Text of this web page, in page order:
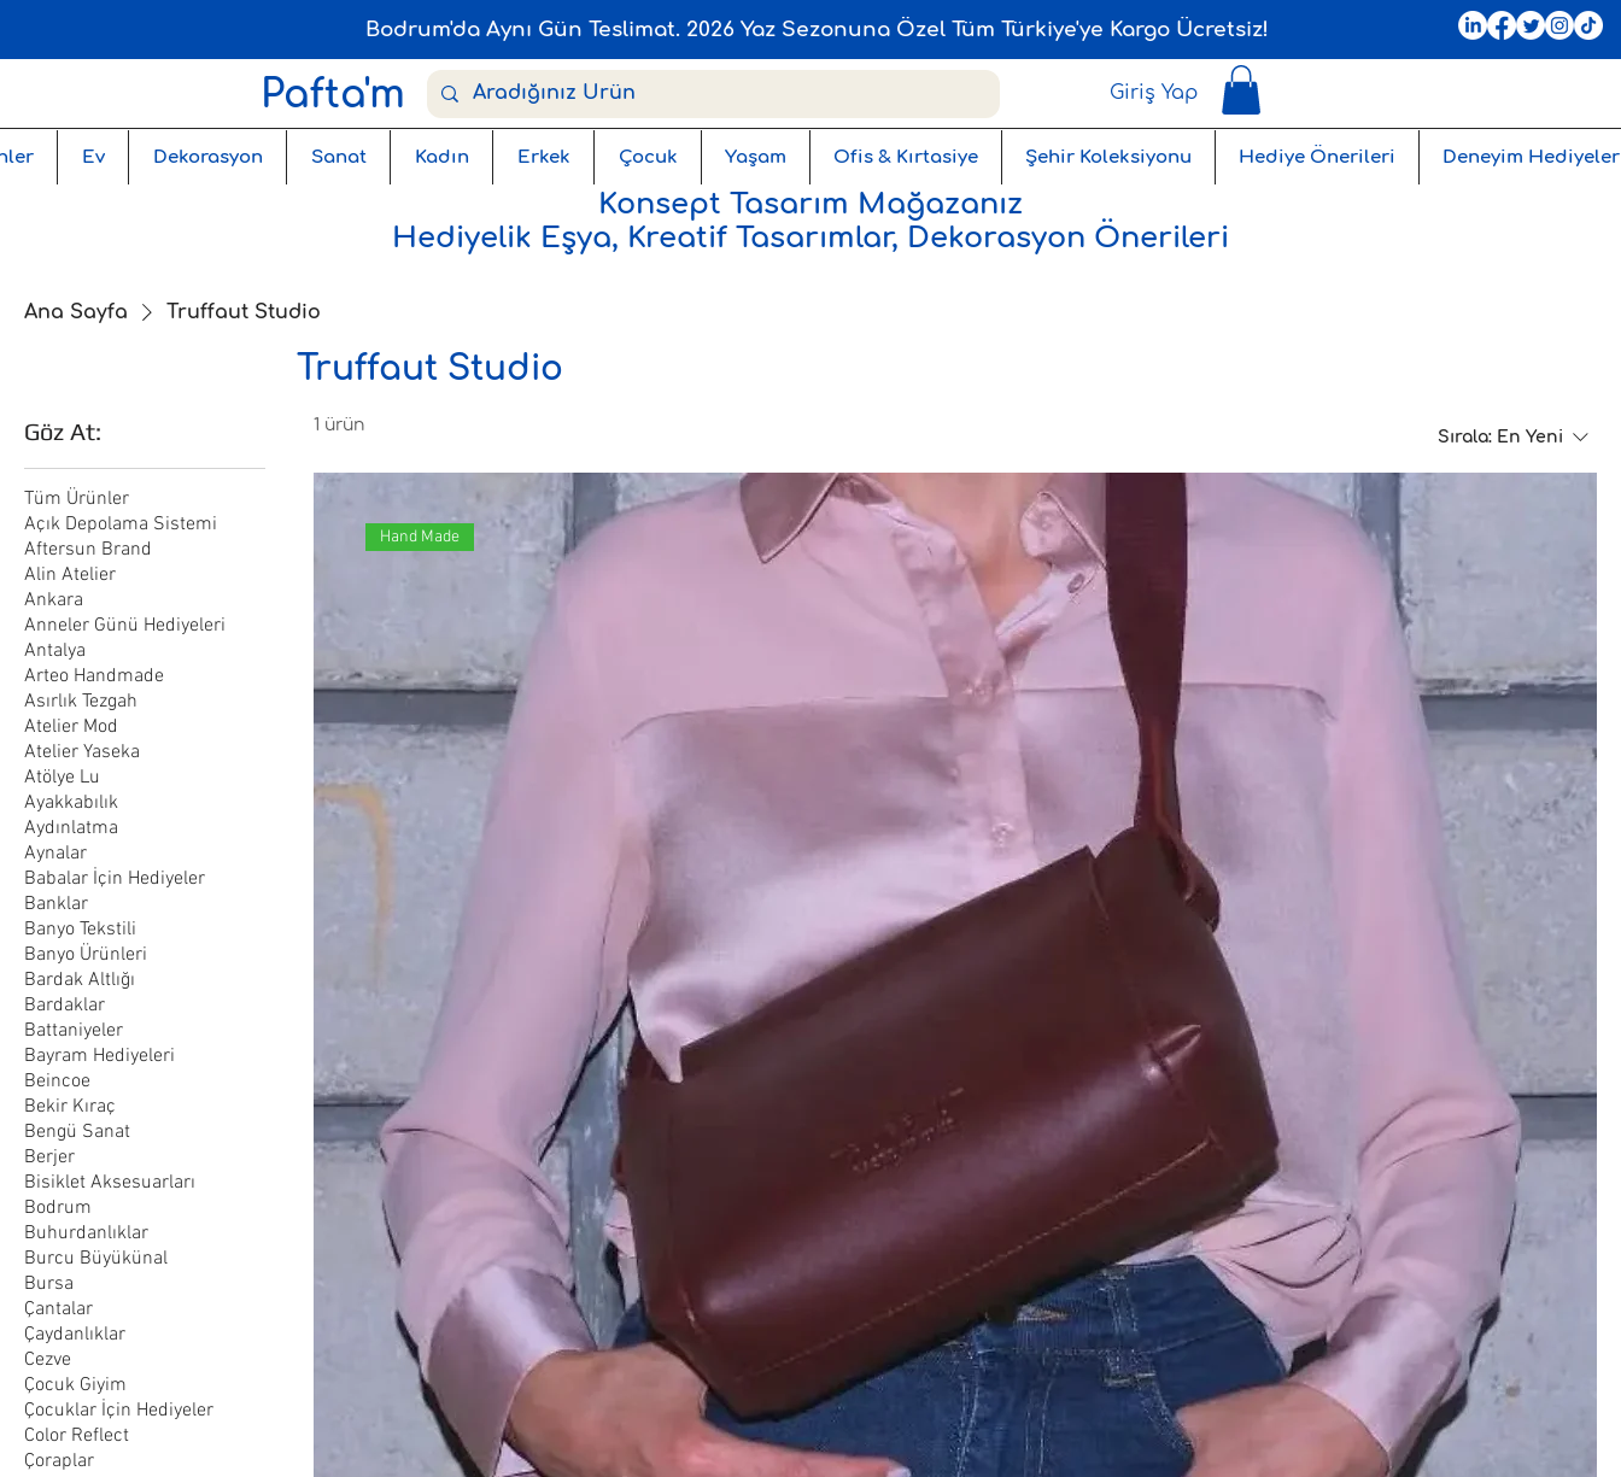
Bodrum'da Aynı Gün Teslimat. 2026 Yaz Sezonuna Özel Tüm Türkiye'ye Kargo Ücretsiz!
Pafta'm Giriş Yap
Ev Dekorasyon Sanat Kadın Erkek Çocuk Yaşam Ofis & Kırtasiye Şehir Koleksiyonu Hediye Önerileri Deneyim
Konsept Tasarım Mağazanız
Hediyelik Eşya, Kreatif Tasarımlar, Dekorasyon Önerileri
Ana Sayfa Truffaut Studio
Truffaut Studio
Göz At:
Tüm Ürünler
Açık Depolama Sistemi
Aftersun Brand
Alin Atelier
Ankara
Anneler Günü Hediyeleri
Antalya
Arteo Handmade
Asırlık Tezgah
Atelier Mod
Atelier Yaseka
Atölye Lu
Ayakkabılık
Aydınlatma
Aynalar
Babalar İçin Hediyeler
Banklar
Banyo Tekstili
Banyo Ürünleri
Bardak Altlığı
Bardaklar
Battaniyeler
Bayram Hediyeleri
Beincoe
Bekir Kıraç
Bengü Sanat
Berjer
Bisiklet Aksesuarları
Bodrum
Buhurdanlıklar
Burcu Büyükünal
Bursa
Çantalar
Çaydanlıklar
Cezve
Çocuk Giyim
Çocuklar İçin Hediyeler
Color Reflect
Çoraplar
1 ürün
Sırala: En Yeni
Hand Made